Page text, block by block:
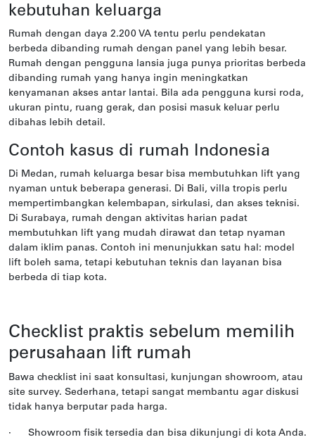
kebutuhan keluarga
Rumah dengan daya 2.200 VA tentu perlu pendekatan
berbeda dibanding rumah dengan panel yang lebih besar.
Rumah dengan pengguna lansia juga punya prioritas berbeda
dibanding rumah yang hanya ingin meningkatkan
kenyamanan akses antar lantai. Bila ada pengguna kursi roda,
ukuran pintu, ruang gerak, dan posisi masuk keluar perlu
dibahas lebih detail.
Contoh kasus di rumah Indonesia
Di Medan, rumah keluarga besar bisa membutuhkan lift yang
nyaman untuk beberapa generasi. Di Bali, villa tropis perlu
mempertimbangkan kelembapan, sirkulasi, dan akses teknisi.
Di Surabaya, rumah dengan aktivitas harian padat
membutuhkan lift yang mudah dirawat dan tetap nyaman
dalam iklim panas. Contoh ini menunjukkan satu hal: model
lift boleh sama, tetapi kebutuhan teknis dan layanan bisa
berbeda di tiap kota.
Checklist praktis sebelum memilih
perusahaan lift rumah
Bawa checklist ini saat konsultasi, kunjungan showroom, atau
site survey. Sederhana, tetapi sangat membantu agar diskusi
tidak hanya berputar pada harga.
· Showroom fisik tersedia dan bisa dikunjungi di kota Anda.